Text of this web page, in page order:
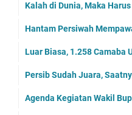
Kalah di Dunia, Maka
Hantam Persiwah
Luar Biasa, 1.258 Camaba
Persib Sudah Juara,
Agenda Kegiatan Wakil